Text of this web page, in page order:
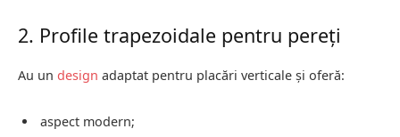
2. Profile trapezoidale pentru pereți
Au un design adaptat pentru placări verticale și oferă:
aspect modern;